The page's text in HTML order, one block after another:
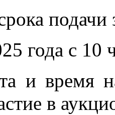
года с 10
и время
в